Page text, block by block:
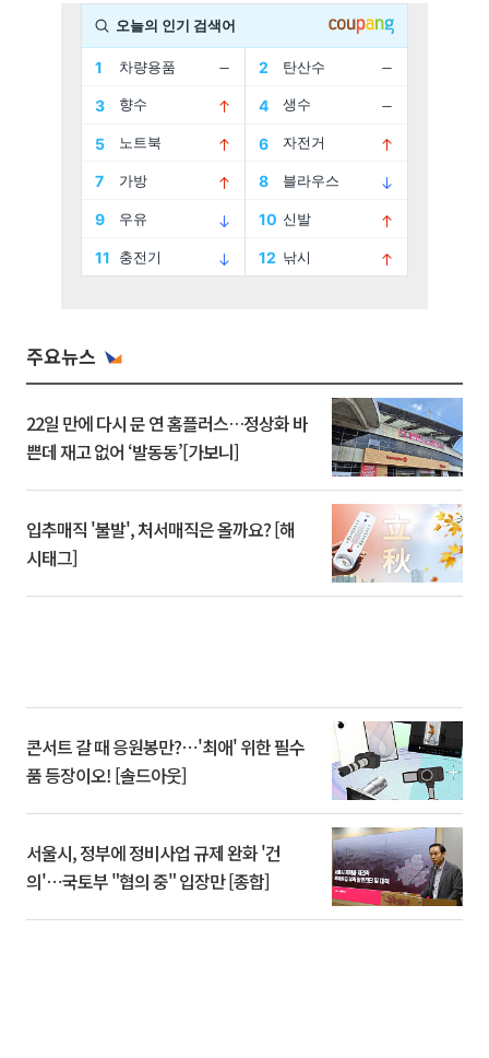
주요뉴스
22일 만에 다시 문 연 홈플러스…정상화 바
쁜데 재고 없어 ‘발동동’[가보니]
입추매직 '불발', 처서매직은 올까요? [해
시태그]
콘서트 갈 때 응원봉만?⋯'최애' 위한 필수
품 등장이오! [솔드아웃]
서울시, 정부에 정비사업 규제 완화 '건
의'⋯국토부 "협의 중" 입장만 [종합]